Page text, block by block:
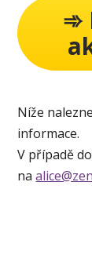
➾
Níže
informace.
V případě
na